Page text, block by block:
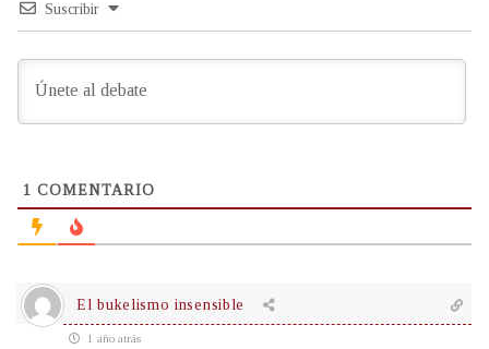
Suscribir
1 COMENTARIO
El bukelismo insensible
1 año atrás